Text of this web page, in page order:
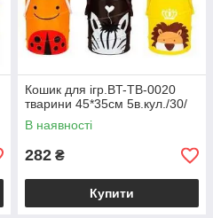
Кошик для ігр.BT-TB-0020
тварини 45*35см 5в.кул./30/
В наявності
282 ₴
Купити